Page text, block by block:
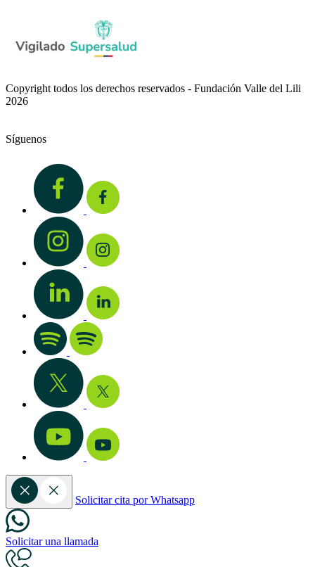
Copyright todos los derechos reservados - Fundación Valle del Lili
2026
Síguenos
Solicitar cita por Whatsapp
Solicitar una llamada